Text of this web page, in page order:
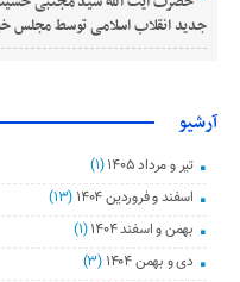
جدید انقلاب اسلامی توسط مجلس
آرشیو
تیر و مرداد ۱۴۰۵
(۱)
اسفند و فروردین ۱۴۰۴
(۱۳)
بهمن و اسفند ۱۴۰۴
(۱)
دی و بهمن ۱۴۰۴
(۳)